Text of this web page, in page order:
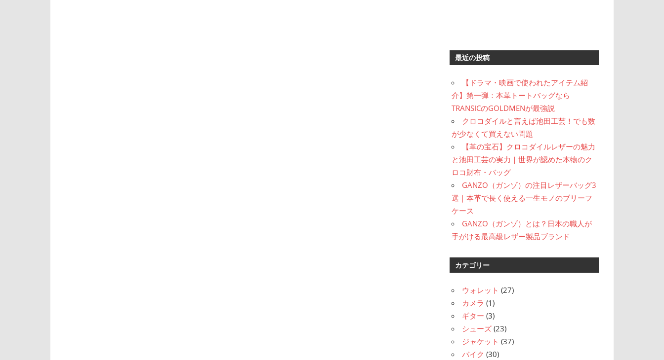
最近の投稿
【ドラマ・映画で使われたアイテム紹
介】第一弾：本革トートバッグなら
TRANSICのGOLDMENが最強説
クロコダイルと言えば池田工芸！でも数
が少なくて買えない問題
【革の宝石】クロコダイルレザーの魅力
と池田工芸の実力｜世界が認めた本物のク
ロコ財布・バッグ
GANZO（ガンゾ）の注目レザーバッグ3
選｜本革で長く使える一生モノのブリーフ
ケース
GANZO（ガンゾ）とは？日本の職人が
手がける最高級レザー製品ブランド
カテゴリー
ウォレット (27)
カメラ (1)
ギター (3)
シューズ (23)
ジャケット (37)
バイク (30)